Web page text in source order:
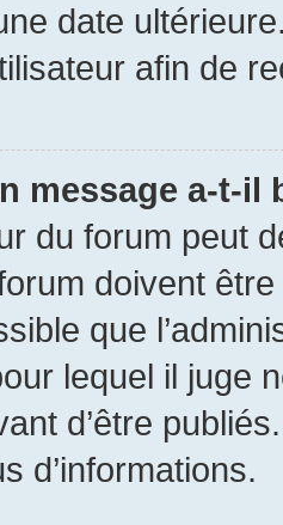
date
afin de
message a-t-il
du forum peut
doivent
que
lequel il juge
d’être
d’informations.